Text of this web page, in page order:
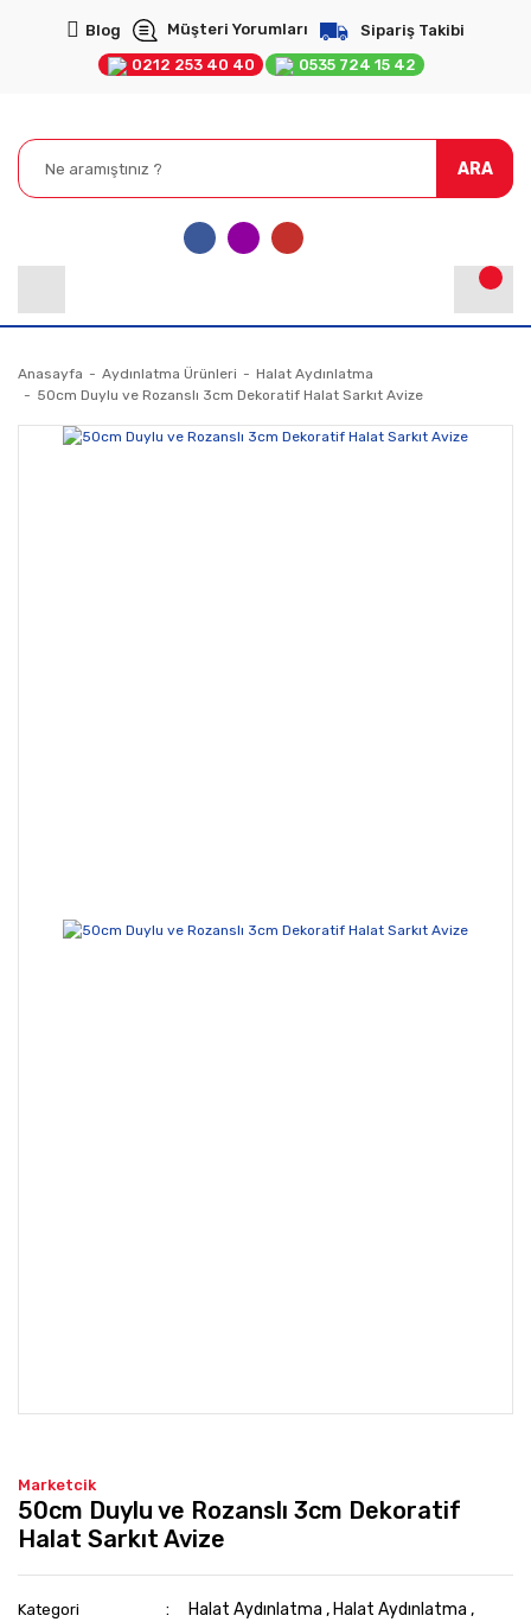
Blog Müşteri Yorumları
Sipariş Takibi
0212 253 40 40
0535 724 15 42
ARA
Anasayfa Aydınlatma Ürünleri
Halat Aydınlatma
50cm Duylu ve Rozanslı 3cm Dekoratif Halat Sarkıt Avize
Marketcik
50cm Duylu ve Rozanslı 3cm Dekoratif
Halat Sarkıt Avize
Kategori Halat Aydınlatma , Halat Aydınlatma ,